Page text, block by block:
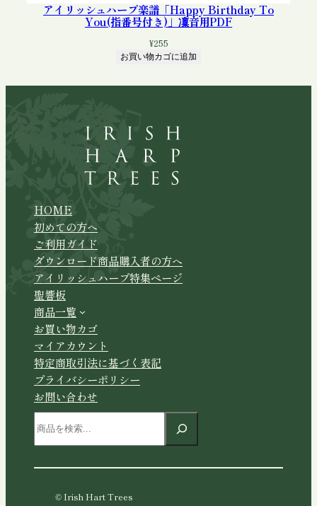
アイリッシュハープ楽譜「Happy Birthday To
You(指番号付き)」凜音用PDF
¥255
お買い物カゴに追加
HOME
初めての方へ
ご利用ガイド
ダウンロード商品購入者の方へ
アイリッシュハープ特集ページ
聖響板
商品一覧
お買い物カゴ
マイアカウント
特定商取引法に基づく表記
プライバシーポリシー
お問い合わせ
索
© Irish Hart Trees